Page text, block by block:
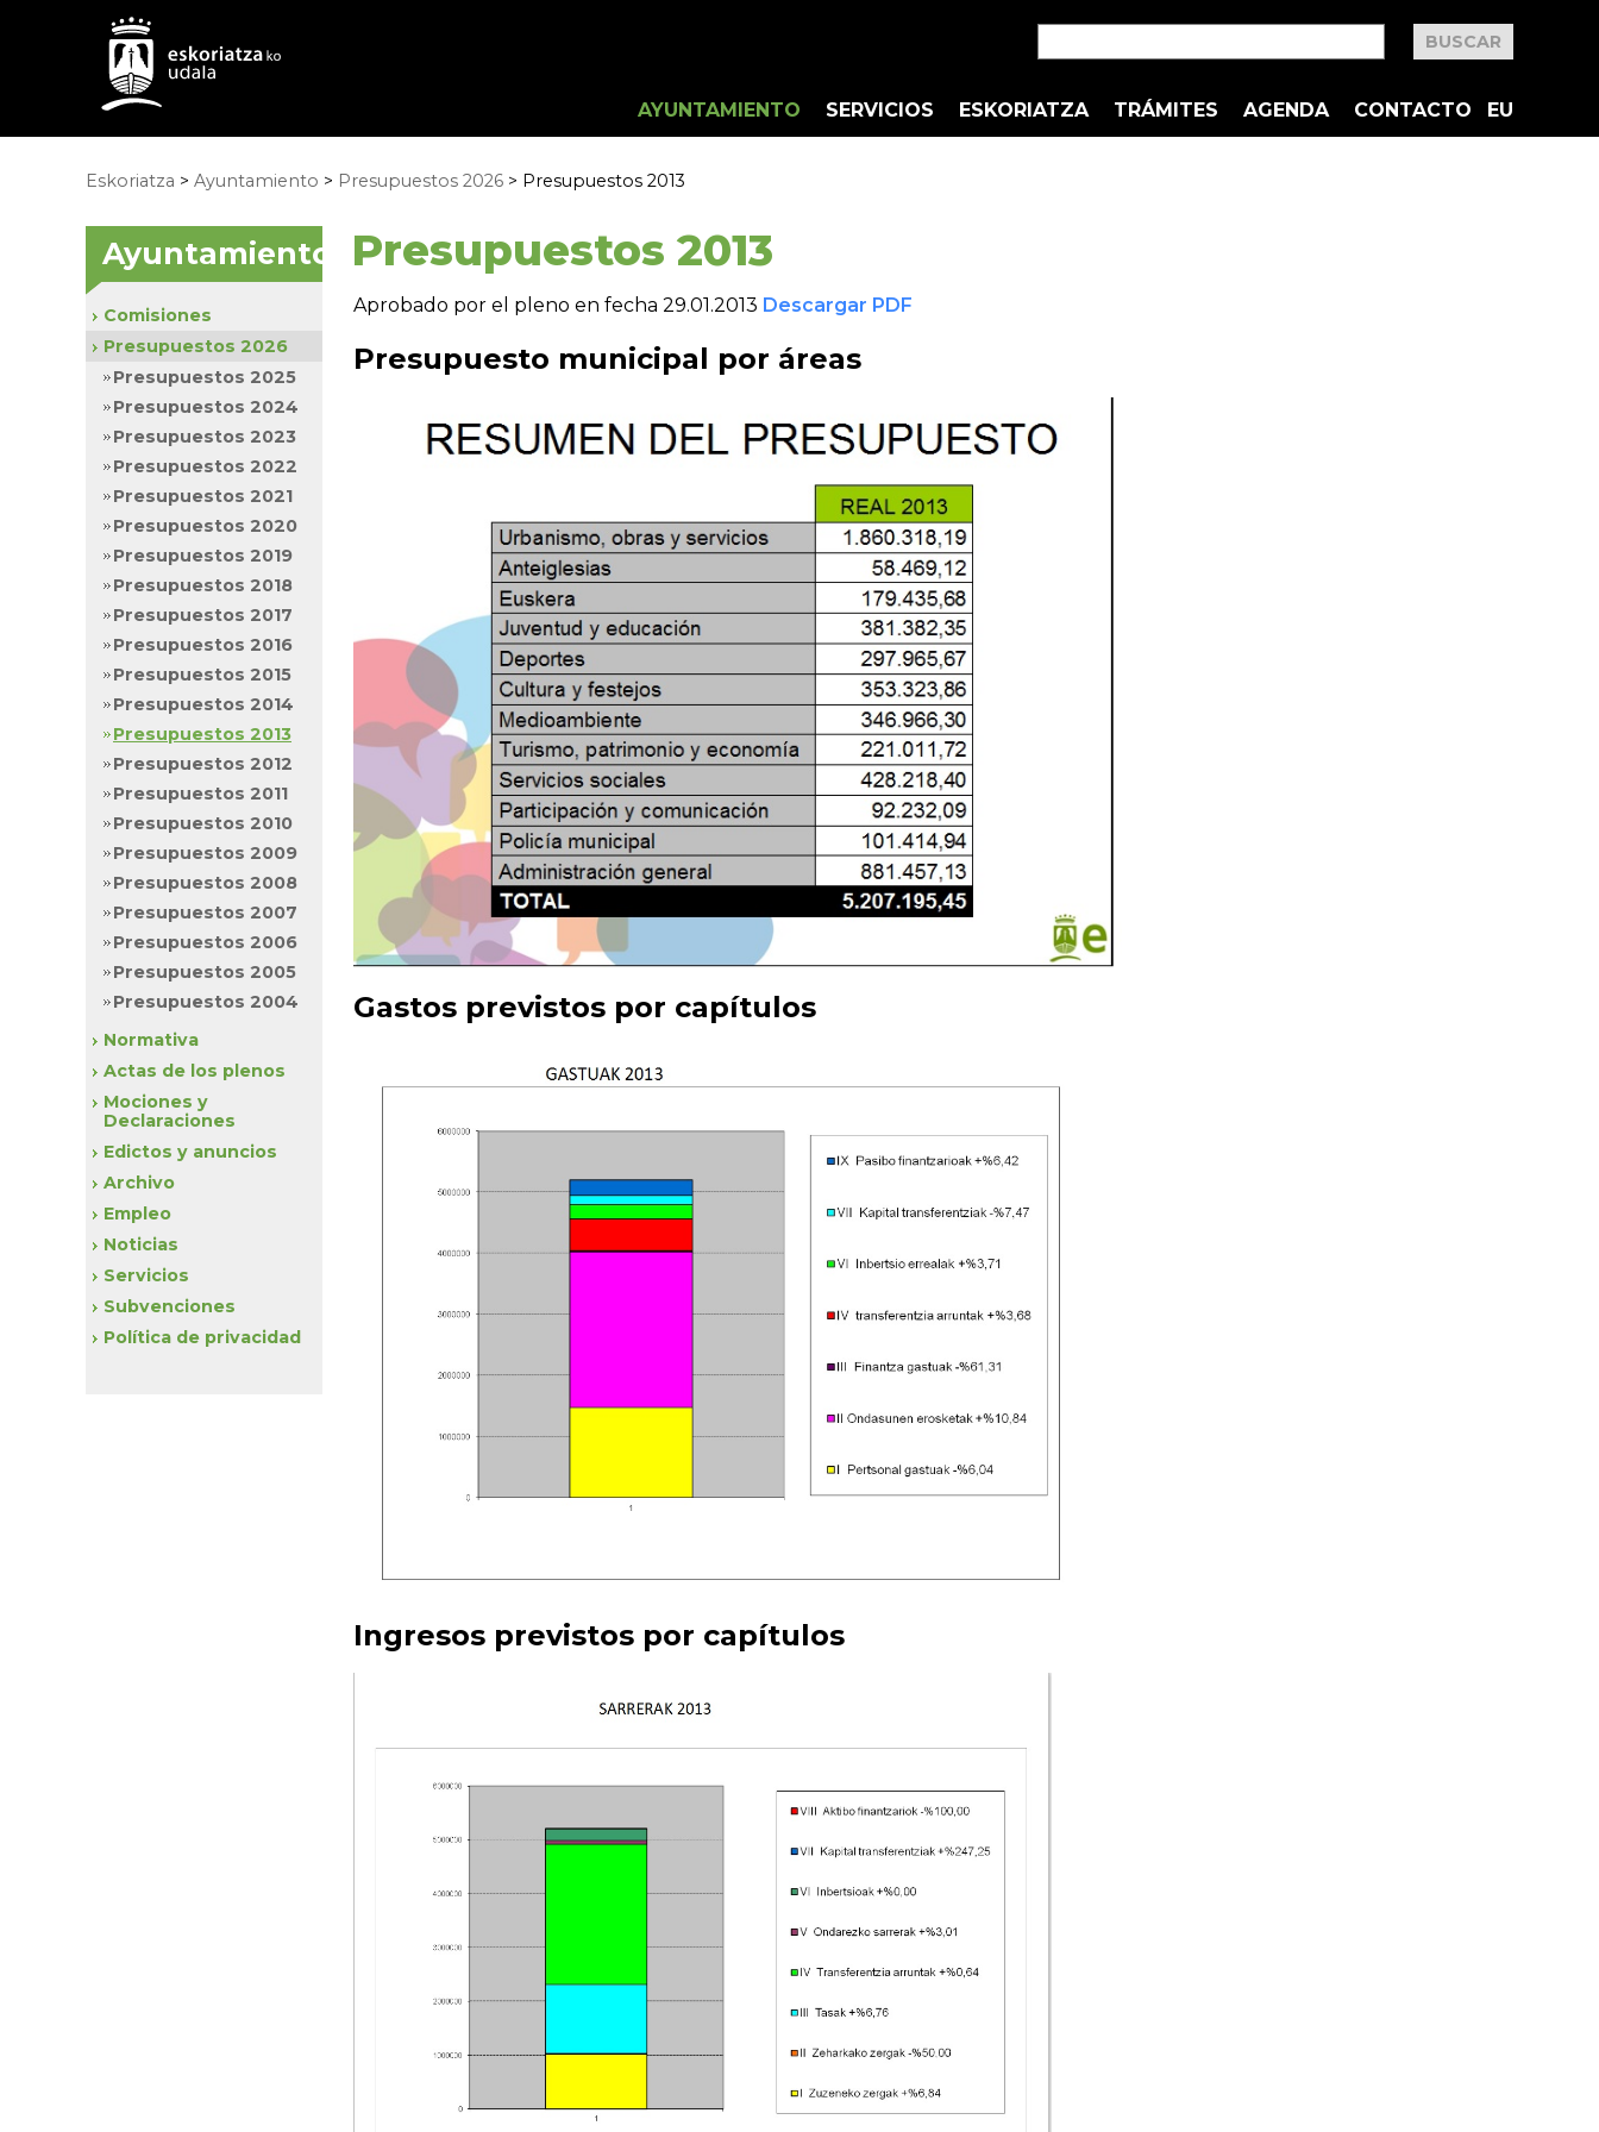
AYUNTAMIENTO SERVICIOS ESKORIATZA TRÁMITES AGENDA CONTACTO EU
Eskoriatza > Ayuntamiento > Presupuestos 2026 > Presupuestos 2013
Presupuestos 2013
Aprobado por el pleno en fecha 29.01.2013 Descargar PDF
Presupuesto municipal por áreas
Gastos previstos por capítulos
Ingresos previstos por capítulos
Ayuntamiento
Comisiones
Presupuestos 2026
Presupuestos 2025
Presupuestos 2024
Presupuestos 2023
Presupuestos 2022
Presupuestos 2021
Presupuestos 2020
Presupuestos 2019
Presupuestos 2018
Presupuestos 2017
Presupuestos 2016
Presupuestos 2015
Presupuestos 2014
Presupuestos 2013
Presupuestos 2012
Presupuestos 2011
Presupuestos 2010
Presupuestos 2009
Presupuestos 2008
Presupuestos 2007
Presupuestos 2006
Presupuestos 2005
Presupuestos 2004
Normativa
Actas de los plenos
Mociones y
Declaraciones
Edictos y anuncios
Archivo
Empleo
Noticias
Servicios
Subvenciones
Política de privacidad